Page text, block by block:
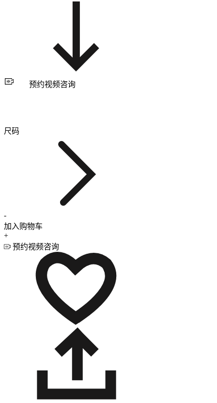
预约视频咨询
尺码
-
加入购物车
+
预约视频咨询